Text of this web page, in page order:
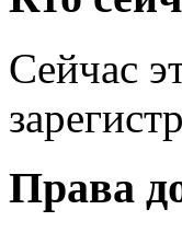
Сейчас
Права